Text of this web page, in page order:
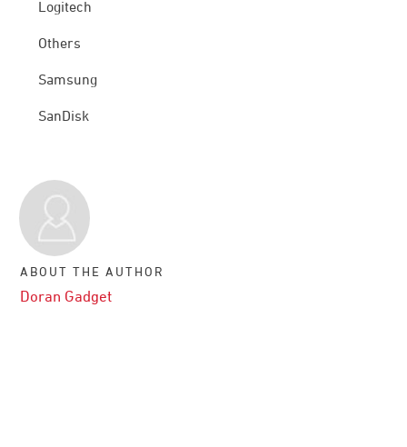
Logitech
Others
Samsung
SanDisk
ABOUT THE AUTHOR
Doran Gadget